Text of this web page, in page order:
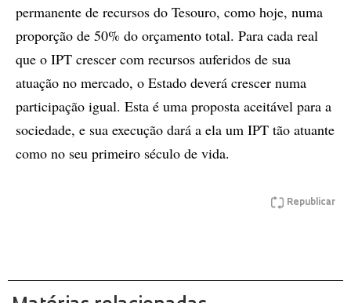
permanente de recursos do Tesouro, como hoje, numa
proporção de 50% do orçamento total. Para cada real
que o IPT crescer com recursos auferidos de sua
atuação no mercado, o Estado deverá crescer numa
participação igual. Esta é uma proposta aceitável para a
sociedade, e sua execução dará a ela um IPT tão atuante
como no seu primeiro século de vida.
Republicar